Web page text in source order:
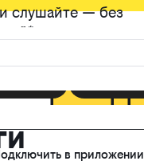
слушайте — без
в приложении